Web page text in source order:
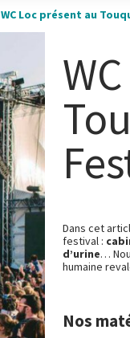
WC Loc présent au
Dans cet
festival :
d’urine…
humaine
Nos